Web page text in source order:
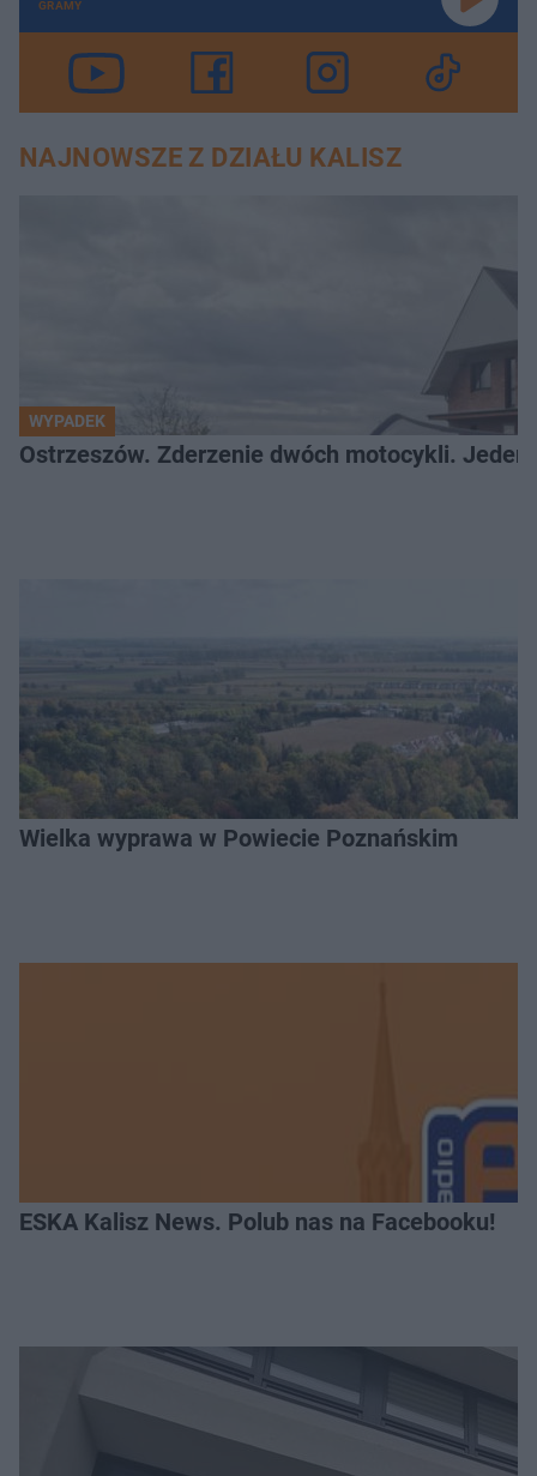
GRAMY
NAJNOWSZE Z DZIAŁU KALISZ
WYPADEK
Ostrzeszów. Zderzenie dwóch motocykli.
Wielka wyprawa w Powiecie Poznańskim
ESKA Kalisz News. Polub nas na Facebooku!